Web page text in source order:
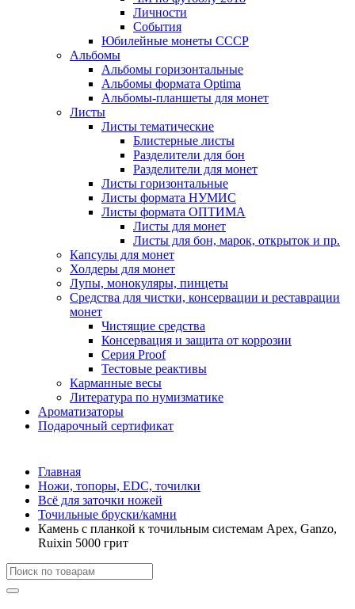
Личности
События
Юбилейные монеты СССР
Альбомы
Альбомы горизонтальные
Альбомы формата Optima
Альбомы-планшеты для монет
Листы
Листы тематические
Блистерные листы
Разделители для бон
Разделители для монет
Листы горизонтальные
Листы формата НУМИС
Листы формата ОПТИМА
Листы для монет
Листы для бон, марок, открыток и пр.
Капсулы для монет
Холдеры для монет
Лупы, монокуляры, пинцеты
Средства для чистки, консервации и реставрации
монет
Чистящие средства
Консервация и защита от коррозии
Серия Proof
Тестовые реактивы
Карманные весы
Литература по нумизматике
Ароматизаторы
Подарочный сертификат
Главная
Ножи, топоры, EDC, точилки
Всё для заточки ножей
Точильные бруски/камни
Камень с планкой к точильным системам Apex, Ganzo,
Ruixin 5000 грит